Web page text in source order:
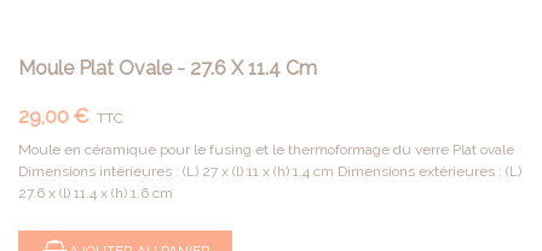
Moule Plat Ovale - 27.6 X 11.4 Cm
29,00 € TTC
Moule en céramique pour le fusing et le thermoformage du verre Plat ovale
Dimensions intérieures : (L) 27 x (l) 11 x (h) 1.4 cm Dimensions extérieures : (L)
27.6 x (l) 11.4 x (h) 1.6 cm